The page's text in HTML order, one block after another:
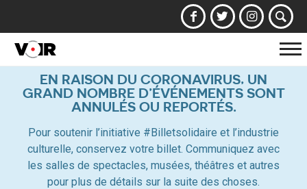
la
EN RAISON DU CORONAVIRUS, UN
GRAND NOMBRE D’ÉVÉNEMENTS SONT
ANNULÉS OU REPORTÉS.
Pour soutenir l’initiative #Billetsolidaire et l’industrie
culturelle, conservez votre billet. Communiquez avec
les salles de spectacles, musées, théâtres et autres
pour plus de détails sur la suite des choses.